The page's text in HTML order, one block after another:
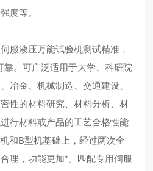
度等。
液压万能试验机测试精准，
靠。可广泛适用于大学、科研院
冶金、机械制造、交通建设、
性的材料研究、材料分析、材
行材料或产品的工艺合格性能
和B型机基础上，经过两次全
理，功能更加*。匹配专用伺服